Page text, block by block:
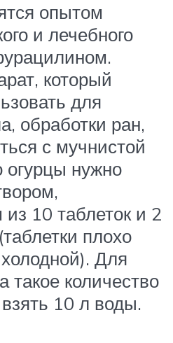
опытом
и лечебного
который
для
обработки ран,
с мучнистой
огурцы нужно
10 таблеток и 2
плохо
Для
такое количество
10 л воды.